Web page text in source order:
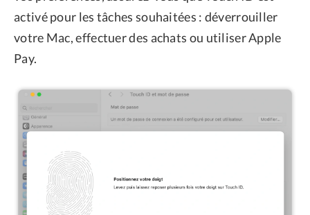
activé pour les tâches souhaitées : déverrouiller
votre Mac, effectuer des achats ou utiliser Apple
Pay.